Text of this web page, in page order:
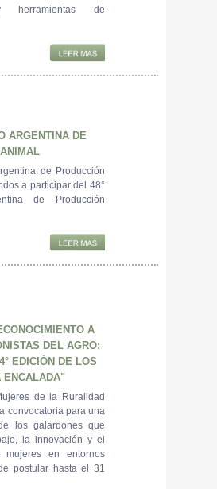
herramientas de
ARGENTINA DE
de Producción
a participar del 48°
de Producción
A
DEL AGRO:
EDICIÓN DE LOS
ENCALADA"
de la Ruralidad
convocatoria para una
los galardones que
la innovación y el
mujeres en entornos
postular hasta el 31